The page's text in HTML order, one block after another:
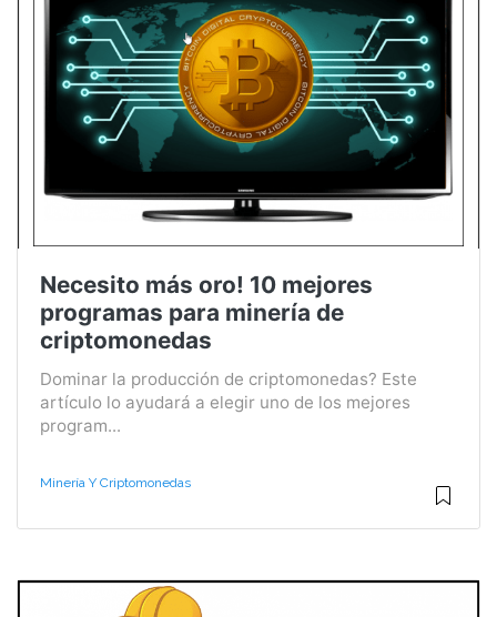
Necesito más oro! 10 mejores
programas para minería de
criptomonedas
Dominar la producción de criptomonedas? Este
artículo lo ayudará a elegir uno de los mejores
program...
Minería Y Criptomonedas